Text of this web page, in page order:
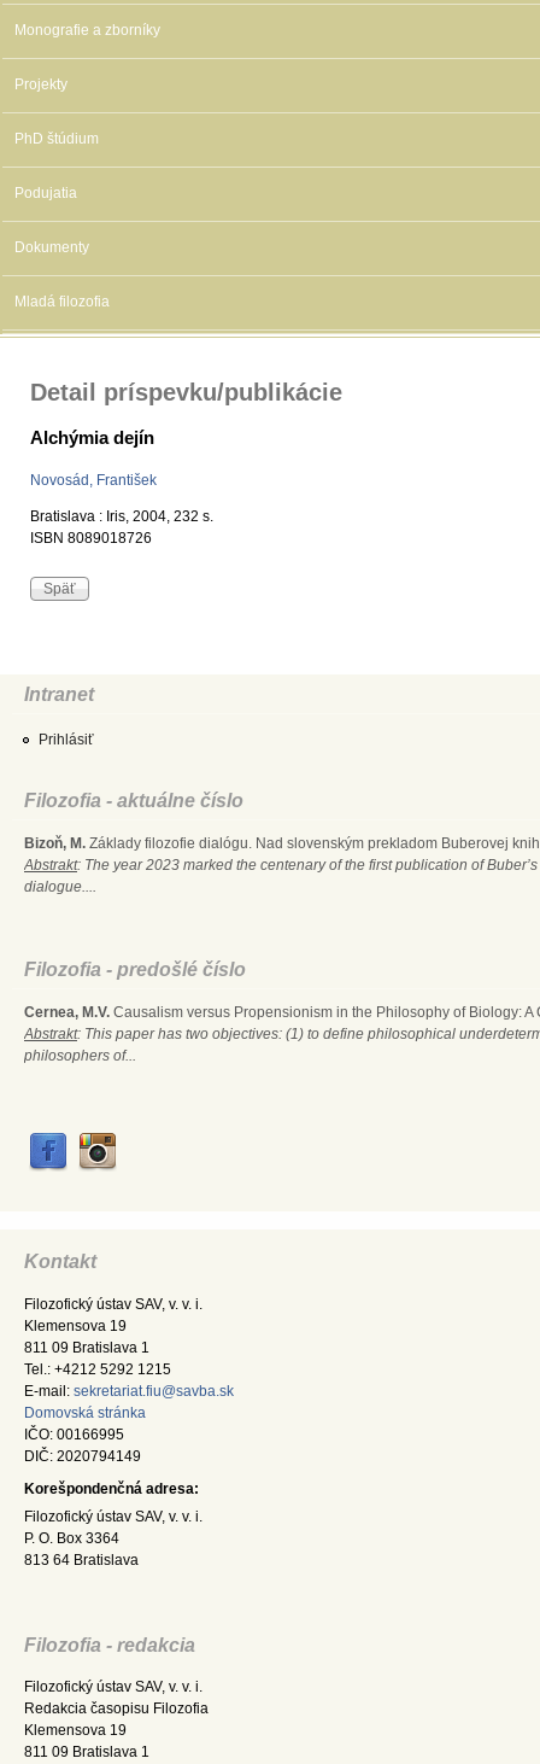
Monografie a zborníky
Projekty
PhD štúdium
Podujatia
Dokumenty
Mladá filozofia
Detail príspevku/publikácie
Alchýmia dejín
Novosád, František
Bratislava : Iris, 2004, 232 s.
ISBN 8089018726
Intranet
Prihlásiť
Filozofia - aktuálne číslo
Bizoň, M. Základy filozofie dialógu. Nad slovenským prekladom Buberovej
Abstrakt: The year 2023 marked the centenary of the first publication of
dialogue....
Filozofia - predošlé číslo
Cernea, M.V. Causalism versus Propensionism in the Philosophy of Biology:
Abstrakt: This paper has two objectives: (1) to define philosophical
philosophers of...
Kontakt
Filozofický ústav SAV, v. v. i.
Klemensova 19
811 09 Bratislava 1
Tel.: +4212 5292 1215
E-mail: sekretariat.fiu@savba.sk
Domovská stránka
IČO: 00166995
DIČ: 2020794149
Korešpondenčná adresa:
Filozofický ústav SAV, v. v. i.
P. O. Box 3364
813 64 Bratislava
Filozofia - redakcia
Filozofický ústav SAV, v. v. i.
Redakcia časopisu Filozofia
Klemensova 19
811 09 Bratislava 1